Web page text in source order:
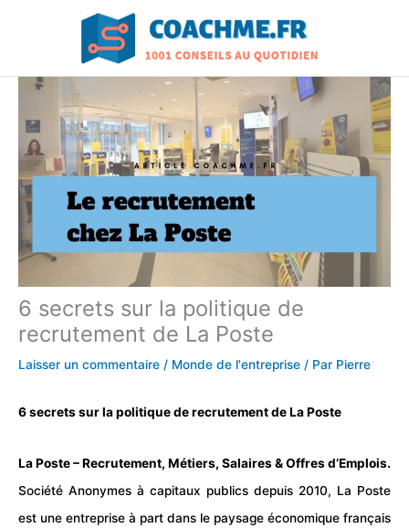
6 secrets sur la politique de
recrutement de La Poste
Laisser un commentaire / Monde de l'entreprise / Par Pierre
6 secrets sur la politique de recrutement de La Poste
La Poste – Recrutement, Métiers, Salaires & Offres d’Emplois.
Société Anonymes à capitaux publics depuis 2010, La Poste
est une entreprise à part dans le paysage économique français